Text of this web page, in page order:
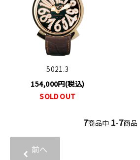
5021.3
154,000円(税込)
SOLD OUT
7商品中 1-7商品
前へ